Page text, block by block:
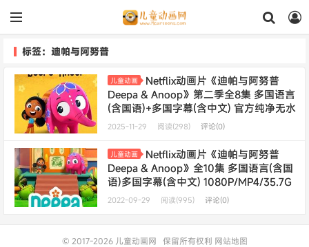
标签：迪帕与阿努普
儿童动画
Netflix动画片《迪帕与阿努普
Deepa & Anoop》第二季全8集 多国语言
(含国语)+多国字幕(含中文) 官方纯净无水
印版 1080P/MKV/10.8G 动画片迪芭和阿
2025-11-29 阅读(298) 评论(0)
儿童动画
Netflix动画片《迪帕与阿努普
Deepa & Anoop》全10集 多国语言(含国
语)多国字幕(含中文) 1080P/MP4/35.7G
动画片迪芭和阿努下载---年会员专享
2022-09-29 阅读(995) 评论(0)
© 2017-2026 儿童动画网 保留所有权利 网站地图